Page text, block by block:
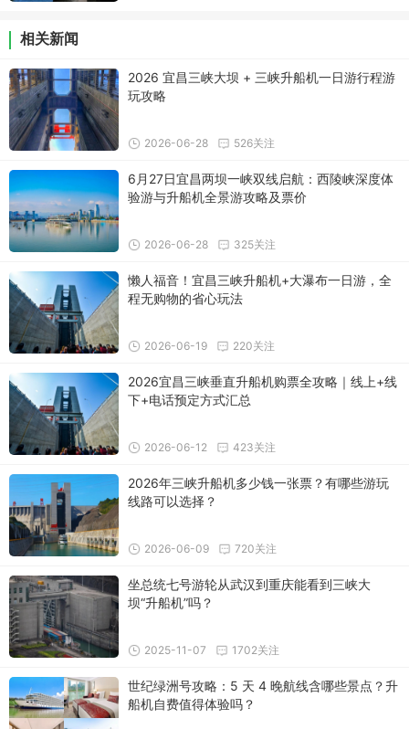
相关新闻
2026 宜昌三峡大坝 + 三峡升船机一日游行程游
玩攻略
526关注
2026-06-28
6月27日宜昌两坝一峡双线启航：西陵峡深度体
验游与升船机全景游攻略及票价
325关注
2026-06-28
懒人福音！宜昌三峡升船机+大瀑布一日游，全
程无购物的省心玩法
220关注
2026-06-19
2026宜昌三峡垂直升船机购票全攻略｜线上+线
下+电话预定方式汇总
423关注
2026-06-12
2026年三峡升船机多少钱一张票？有哪些游玩
线路可以选择？
720关注
2026-06-09
坐总统七号游轮从武汉到重庆能看到三峡大
坝“升船机”吗？
1702关注
2025-11-07
世纪绿洲号攻略：5 天 4 晚航线含哪些景点？升
船机自费值得体验吗？